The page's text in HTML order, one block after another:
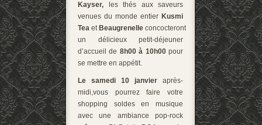
Kayser,
les thés aux saveurs
venues du monde entier Kusmi
Tea et Beaugrenelle concocteront
un délicieux petit-déjeuner
d’accueil de 8h00 à 10h00pour
se mettre en appétit.
Le samedi 10 janvier après-
midi,vous pourrez faire votre
shopping soldes en musique
avec une ambiance pop-rock